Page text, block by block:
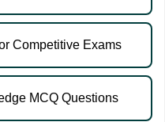
Competitive Exams
MCQ Questions